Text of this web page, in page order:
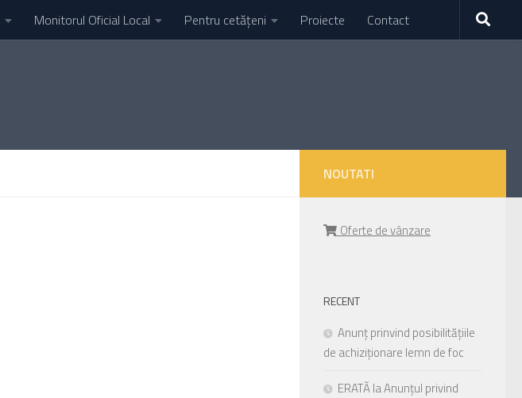
Monitorul Oficial Local Pentru cetățeni Proiecte Contact
NOUTATI
Oferte de vânzare
RECENT
Anunț prinvind posibilitățiile
de achiziționare lemn de foc
ERATĂ la Anunțul privind